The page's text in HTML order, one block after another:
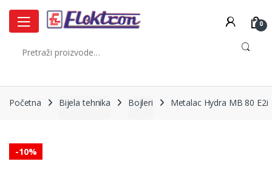
navigation
content
0
Početna Bijela tehnika Bojleri Metalac Hydra MB 80 E2i
-10%